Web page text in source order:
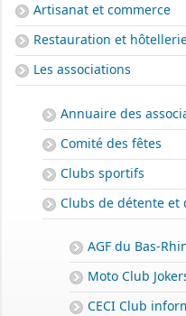
Artisanat et commerce
Restauration et
Les associations
Annuaire des
Comité des fêtes
Clubs sportifs
Clubs de détente et
AGF du Bas-
Moto Club
CECI Club